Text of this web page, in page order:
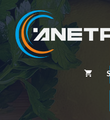
Przejdź
do
treści